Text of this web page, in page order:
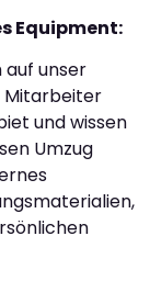
Equipment:
auf unser
Mitarbeiter
und wissen
Umzug